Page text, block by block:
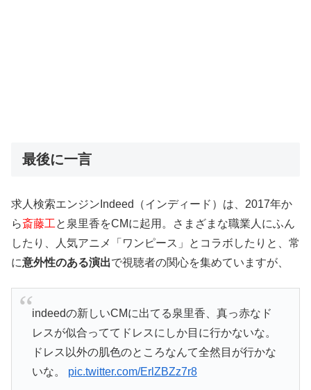
最後に一言
求人検索エンジンIndeed（インディード）は、2017年か
ら斎藤工と泉里香をCMに起用。さまざまな職業人にふん
したり、人気アニメ「ワンピース」とコラボしたりと、常
に意外性のある演出で視聴者の関心を集めていますが、
indeedの新しいCMに出てる泉里香、真っ赤なド
レスが似合っててドレスにしか目に行かないな。
ドレス以外の肌色のところなんて全然目が行かな
いな。 pic.twitter.com/ErlZBZz7r8